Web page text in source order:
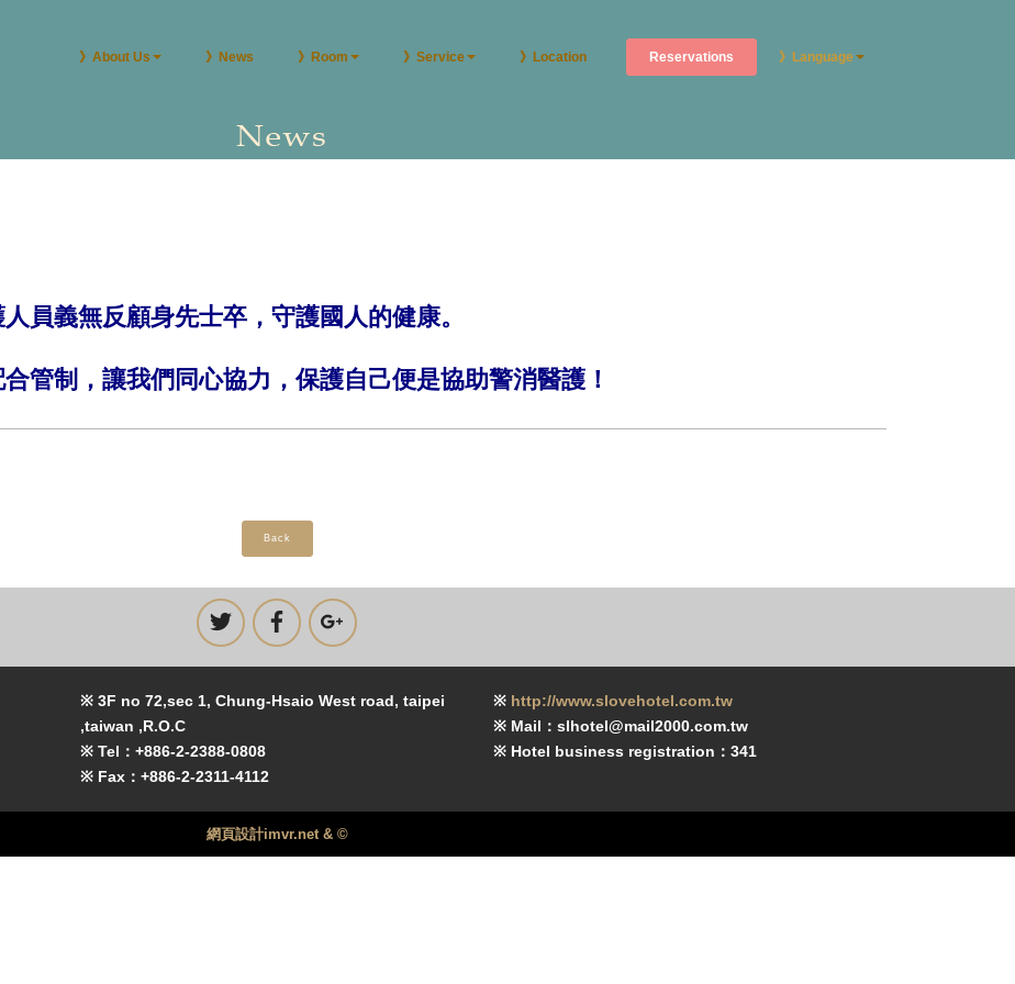
》About Us 》News 》Room 》Service 》Location Reservations 》Language
員義無反顧身先士卒，守護國人的健康。
管制，讓我們同心協力，保護自己便是協助警消醫護！
Back
※ 3F no 72,sec 1, Chung-Hsaio West road, taipei
,taiwan ,R.O.C
※ Tel：+886-2-2388-0808
※ Fax：+886-2-2311-4112
※ http://www.slovehotel.com.tw
※ Mail：slhotel@mail2000.com.tw
※ Hotel business registration：341
網頁設計imvr.net & ©